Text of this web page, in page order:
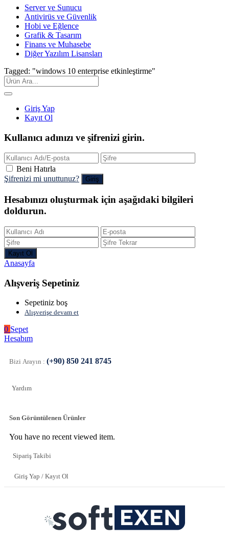
Server ve Sunucu
Antivirüs ve Güvenlik
Hobi ve Eğlence
Grafik & Tasarım
Finans ve Muhasebe
Diğer Yazılım Lisansları
Tagged: "windows 10 enterprise etkinleştirme"
Giriş Yap
Kayıt Ol
Kullanıcı adınızı ve şifrenizi girin.
Beni Hatırla
Şifrenizi mi unuttunuz?
Hesabınızı oluşturmak için aşağıdaki bilgileri
doldurun.
Anasayfa
Alışveriş Sepetiniz
Sepetiniz boş
Alışverişe devam et
0 Sepet
Hesabım
Bizi Arayın : (+90) 850 241 8745
Yardım
Son Görüntülenen Ürünler
You have no recent viewed item.
Sipariş Takibi
Giriş Yap / Kayıt Ol